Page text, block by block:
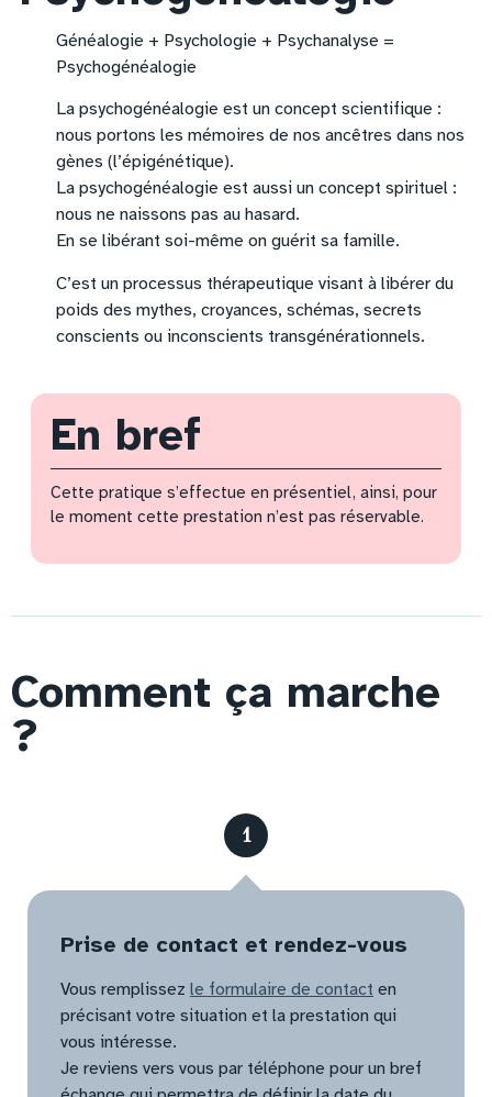
Généalogie + Psychologie + Psychanalyse =
Psychogénéalogie
La psychogénéalogie est un concept scientifique :
nous portons les mémoires de nos ancêtres dans nos
gènes (l’épigénétique).
La psychogénéalogie est aussi un concept spirituel :
nous ne naissons pas au hasard.
En se libérant soi-même on guérit sa famille.
C’est un processus thérapeutique visant à libérer du
poids des mythes, croyances, schémas, secrets
conscients ou inconscients transgénérationnels.
En bref
Cette pratique s’effectue en présentiel, ainsi, pour
le moment cette prestation n’est pas réservable.
Comment ça marche
?
1
Prise de contact et rendez-vous
Vous remplissez le formulaire de contact en
précisant votre situation et la prestation qui
vous intéresse.
Je reviens vers vous par téléphone pour un bref